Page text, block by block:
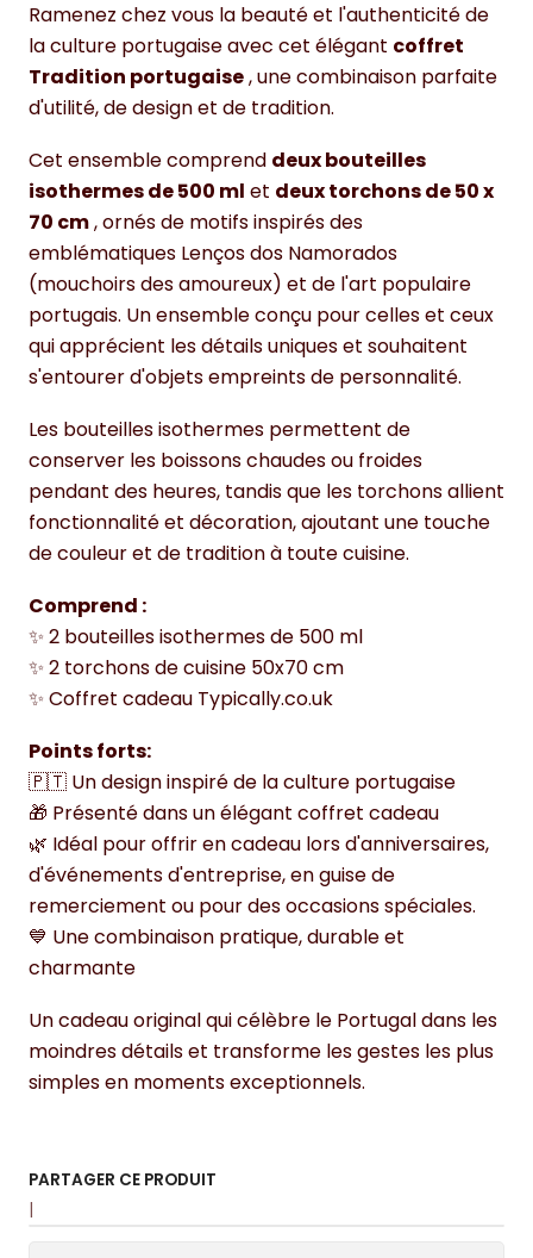
Ramenez chez vous la beauté et l'authenticité de
la culture portugaise avec cet élégant coffret
Tradition portugaise, une combinaison parfaite
d'utilité, de design et de tradition.
Cet ensemble comprend deux bouteilles
isothermes de 500 ml et deux torchons de 50 x
70 cm, ornés de motifs inspirés des
emblématiques Lenços dos Namorados
(mouchoirs des amoureux) et de l'art populaire
portugais. Un ensemble conçu pour celles et ceux
qui apprécient les détails uniques et souhaitent
s'entourer d'objets empreints de personnalité.
Les bouteilles isothermes permettent de
conserver les boissons chaudes ou froides
pendant des heures, tandis que les torchons allient
fonctionnalité et décoration, ajoutant une touche
de couleur et de tradition à toute cuisine.
Comprend :
✨ 2 bouteilles isothermes de 500 ml
✨ 2 torchons de cuisine 50x70 cm
✨ Coffret cadeau Typically.co.uk
Points forts:
🇵🇹 Un design inspiré de la culture portugaise
🎁 Présenté dans un élégant coffret cadeau
🌿 Idéal pour offrir en cadeau lors d'anniversaires,
d'événements d'entreprise, en guise de
remerciement ou pour des occasions spéciales.
💙 Une combinaison pratique, durable et
charmante
Un cadeau original qui célèbre le Portugal dans les
moindres détails et transforme les gestes les plus
simples en moments exceptionnels.
PARTAGER CE PRODUIT